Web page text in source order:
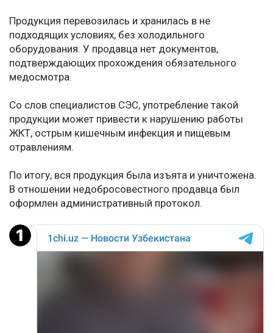
Продукция перевозилась и хранилась в не
подходящих условиях, без холодильного
оборудования. У продавца нет документов,
подтверждающих прохождения обязательного
медосмотра.
Со слов специалистов СЭС, употребление такой
продукции может привести к нарушению работы
ЖКТ, острым кишечным инфекция и пищевым
отравлениям.
По итогу, вся продукция была изъята и уничтожена.
В отношении недобросовестного продавца был
оформлен административный протокол.